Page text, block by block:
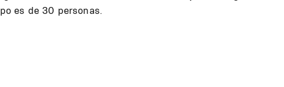
es de 30 personas.